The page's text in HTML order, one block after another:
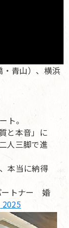
青山）、横浜
ト。
と本音」に
人三脚で進
本当に納得
ートナー 婚
2025